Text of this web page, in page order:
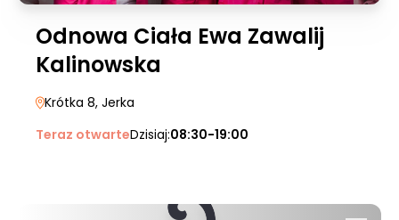
Odnowa Ciała Ewa Zawalij
Kalinowska
Krótka 8, Jerka
Teraz otwarteDzisiaj:08:30-19:00